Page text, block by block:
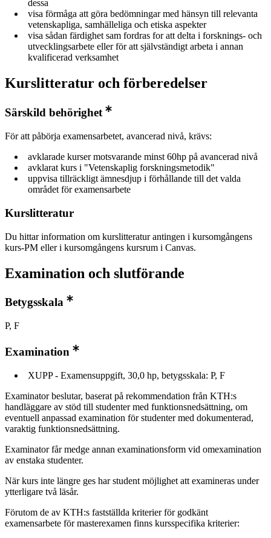
dessa
visa förmåga att göra bedömningar med hänsyn till relevanta
vetenskapliga, samhälleliga och etiska aspekter
visa sådan färdighet sam fordras for att delta i forsknings- och
utvecklingsarbete eller för att självständigt arbeta i annan
kvalificerad verksamhet
Kurslitteratur och förberedelser
Särskild behörighet
För att påbörja examensarbetet, avancerad nivå, krävs:
avklarade kurser motsvarande minst 60hp på avancerad nivå
avklarat kurs i "Vetenskaplig forskningsmetodik"
uppvisa tillräckligt ämnesdjup i förhållande till det valda
området för examensarbete
Kurslitteratur
Du hittar information om kurslitteratur antingen i kursomgångens
kurs-PM eller i kursomgångens kursrum i Canvas.
Examination och slutförande
Betygsskala
P, F
Examination
XUPP - Examensuppgift, 30,0 hp, betygsskala: P, F
Examinator beslutar, baserat på rekommendation från KTH:s
handläggare av stöd till studenter med funktionsnedsättning, om
eventuell anpassad examination för studenter med dokumenterad,
varaktig funktionsnedsättning.
Examinator får medge annan examinationsform vid omexamination
av enstaka studenter.
När kurs inte längre ges har student möjlighet att examineras under
ytterligare två läsår.
Förutom de av KTH:s fastställda kriterier för godkänt
examensarbete för masterexamen finns kursspecifika kriterier: